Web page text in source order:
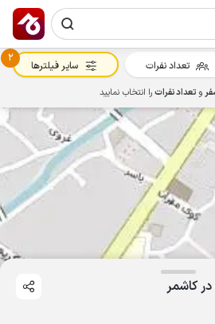
کاشمر
تعداد نفرات
2
سایر فیلترها
و تعداد نفراترا انتخاب نمایید